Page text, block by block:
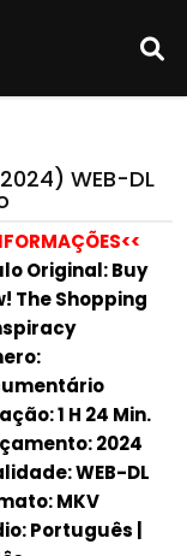
WEB-DL
Original: Buy
The Shopping
1 H 24 Min.
2024
WEB-DL
MKV
Português |